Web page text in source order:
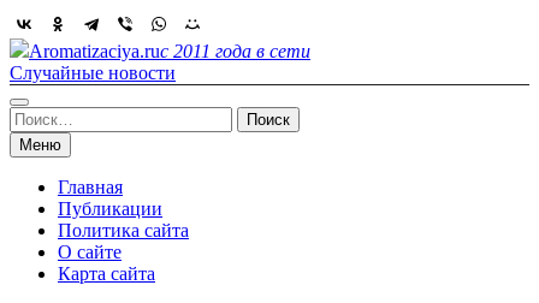
Skip
to
content
Aromatizaciya.ruс 2011 года в сети
Случайные новости
Найти:
Меню
Главная
Публикации
Политика сайта
О сайте
Карта сайта